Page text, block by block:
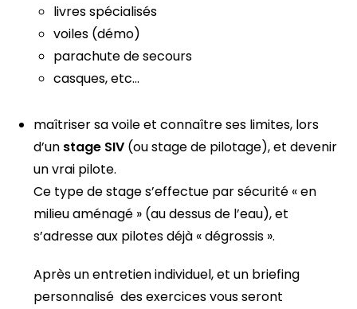
livres spécialisés
voiles (démo)
parachute de secours
casques, etc…
maîtriser sa voile et connaître ses limites, lors
d’un stage SIV (ou stage de pilotage), et devenir
un vrai pilote.
Ce type de stage s’effectue par sécurité « en
milieu aménagé » (au dessus de l’eau), et
s’adresse aux pilotes déjà « dégrossis ».
Après un entretien individuel, et un briefing
personnalisé des exercices vous seront